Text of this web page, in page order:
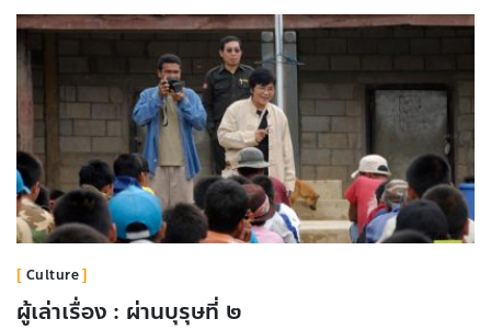
Culture
ผู้เล่าเรื่อง : ผ่านบุรุษที่ ๒